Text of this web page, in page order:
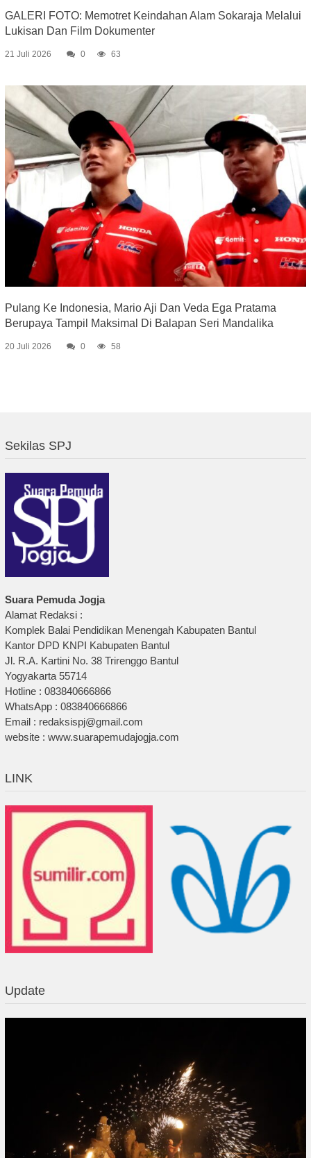
GALERI FOTO: Memotret Keindahan Alam Sokaraja Melalui
Lukisan Dan Film Dokumenter
21 Juli 2026 0 63
Pulang Ke Indonesia, Mario Aji Dan Veda Ega Pratama
Berupaya Tampil Maksimal Di Balapan Seri Mandalika
20 Juli 2026 0 58
Sekilas SPJ
Suara Pemuda Jogja
Alamat Redaksi :
Komplek Balai Pendidikan Menengah Kabupaten Bantul
Kantor DPD KNPI Kabupaten Bantul
Jl. R.A. Kartini No. 38 Trirenggo Bantul
Yogyakarta 55714
Hotline : 083840666866
WhatsApp : 083840666866
Email : redaksispj@gmail.com
website : www.suarapemudajogja.com
LINK
Update